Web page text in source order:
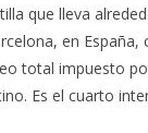
que lleva
en
total impuesto
Es el cuarto